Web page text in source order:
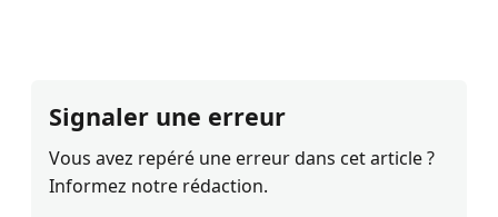
Signaler une erreur
Vous avez repéré une erreur dans cet article ?
Informez notre rédaction.